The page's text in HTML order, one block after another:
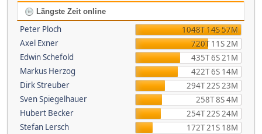
Längste Zeit online
Peter Ploch
1048T 14S 57M
Axel Exner
720T 11S 2M
Edwin Schefold
435T 6S 21M
Markus Herzog
422T 6S 14M
Dirk Streuber
294T 22S 23M
Sven Spiegelhauer
258T 8S 4M
Hubert Becker
254T 22S 24M
Stefan Lersch
172T 21S 18M